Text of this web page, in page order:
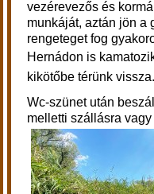
vezérevezős és
munkáját, aztán jön a
rengeteget fog
Hernádon is
kikötőbe térünk vissza.
Wc-szünet után
melletti szállásra